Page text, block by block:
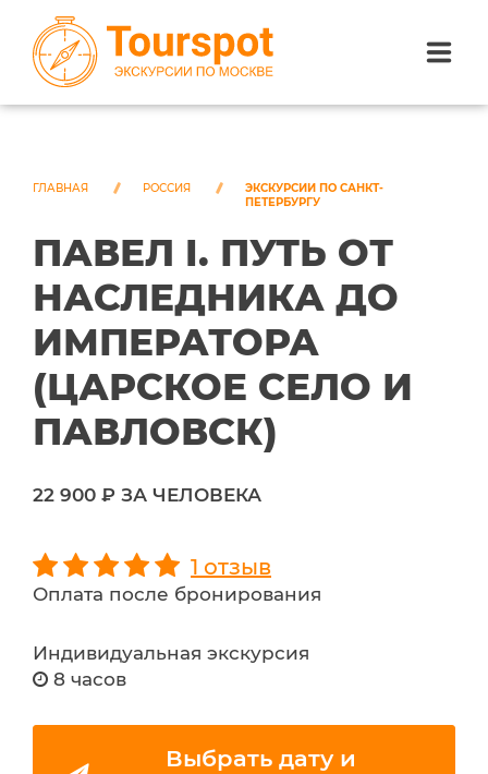
ЭКСКУРСИИ ПО МОСКВЕ
ЭКСКУРСИИ ПО СОЧИ
О НАС
ГЛАВНАЯ РОССИЯ
ЭКСКУРСИИ ПО САНКТ-
ПЕТЕРБУРГУ
ПАВЕЛ I. ПУТЬ ОТ
НАСЛЕДНИКА ДО
ИМПЕРАТОРА
(ЦАРСКОЕ СЕЛО И
ПАВЛОВСК)
22 900 ₽ ЗА ЧЕЛОВЕКА
1 отзыв
Оплата после бронирования
Индивидуальная экскурсия
8 часов
Выбрать дату и